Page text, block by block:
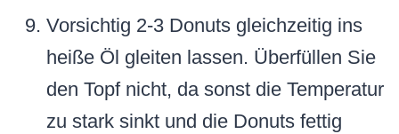
Vorsichtig 2-3 Donuts gleichzeitig ins
heiße Öl gleiten lassen. Überfüllen Sie
den Topf nicht, da sonst die Temperatur
zu stark sinkt und die Donuts fettig